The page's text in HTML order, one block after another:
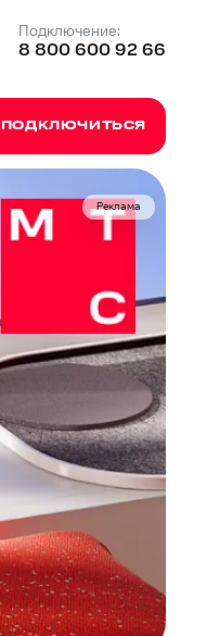
Подключение:
8 800 600 92 66
ПОДКЛЮЧИТЬСЯ
Реклама